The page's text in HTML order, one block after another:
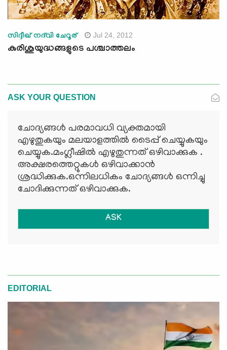
സിദ്ദീഖ് നദ്‌വി ചേറൂര് Jul 24, 2012
കുരിശുയുദ്ധങ്ങളുടെ പശ്ചാത്തലം
ASK YOUR QUESTION
ചോദ്യങ്ങള്‍ പരമാവധി വ്യക്തമായി
എഴുതുകയും മലയാളത്തില്‍ ടൈപ്പ് ചെയ്യുകയും
ചെയ്യുക.മംഗ്ലീഷില്‍ എഴുതുന്നത് ഒഴിവാക്കുക .
അക്ഷരത്തെറ്റുകള്‍ ഒഴിവാക്കാന്‍
ശ്രദ്ധിക്കുക.ഒന്നിലധികം ചോദ്യങ്ങള്‍ ഒന്നിച്ചു
ചോദിക്കുന്നത് ഒഴിവാക്കുക.
ASK
EDITORIAL